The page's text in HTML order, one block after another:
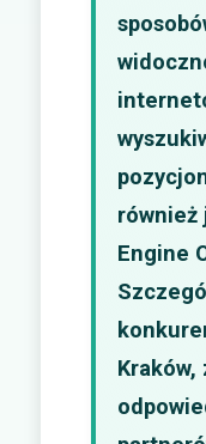
również
Engine